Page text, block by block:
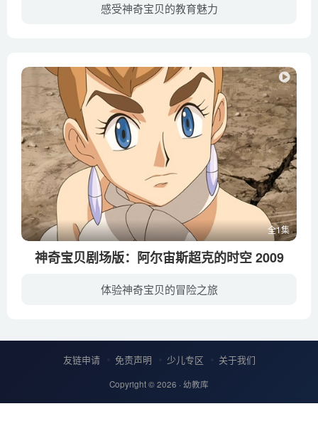
感受神奇宝贝的教育魅力
全1集
神奇宝贝剧场版：阿尔宙斯超克的时空 2009
体验神奇宝贝的冒险之旅
友链申请 免责声明 少儿专区 关于我们
Copyright © 2026 · 幼教库